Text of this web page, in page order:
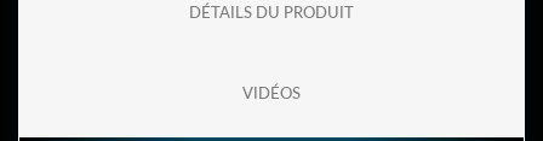
DÉTAILS DU PRODUIT
VIDÉOS